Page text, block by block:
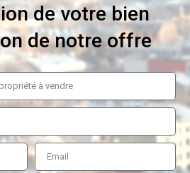
de votre bien
de notre offre